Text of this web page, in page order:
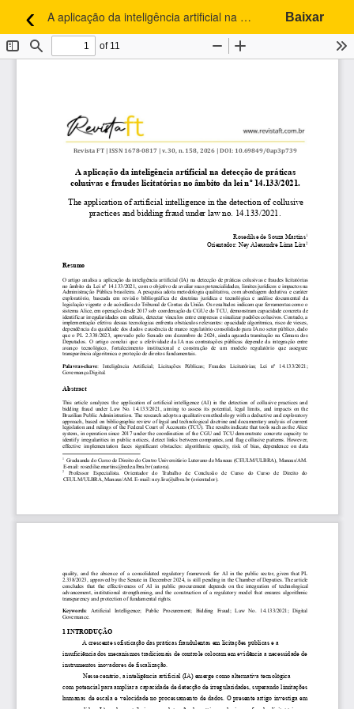
‹Voltar aos Detalhes do Artigo
A aplicação da inteligência artificial na detecção de práticas colusivas e fraudes licitatórias no âmbito da lei nº 14.133/2021. Baixar